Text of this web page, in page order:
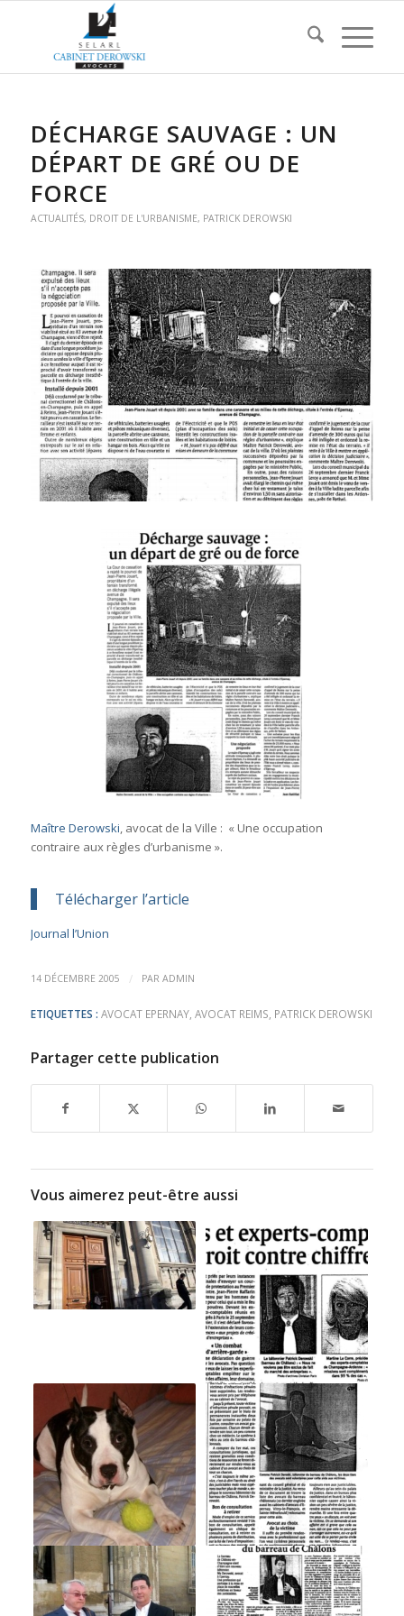
DÉCHARGE SAUVAGE : UN
DÉPART DE GRÉ OU DE
FORCE
ACTUALITÉS, DROIT DE L'URBANISME, PATRICK DEROWSKI
Maître Derowski, avocat de la Ville : « Une occupation
contraire aux règles d’urbanisme ».
Télécharger l’article
Journal l’Union
14 DÉCEMBRE 2005 / PAR ADMIN
ETIQUETTES : AVOCAT EPERNAY, AVOCAT REIMS PATRICK DEROWSKI
Partager cette publication
Vous aimerez peut-être aussi